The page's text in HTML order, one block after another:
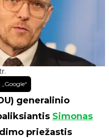
generalinio
Simonas
priežastis